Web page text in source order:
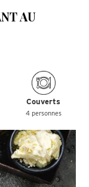
AU
Couverts
4 personnes